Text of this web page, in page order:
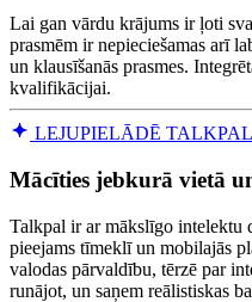
Lai gan vārdu krājums ir ļoti
prasmēm ir nepieciešamas arī
un klausīšanās prasmes.
kvalifikācijai.
LEJUPIELĀDĒ
Mācīties jebkurā vietā
Talkpal ir ar mākslīgo intelektu
pieejams tīmeklī un mobilajās
valodas pārvaldību, tērzē par
runājot, un saņem reālistiskas